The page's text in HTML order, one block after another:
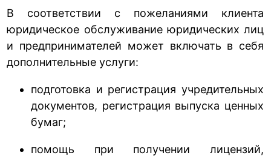
В соответствии с пожеланиями клиента
юридическое обслуживание юридических лиц
и предпринимателей может включать в себя
дополнительные услуги:
подготовка и регистрация учредительных
документов, регистрация выпуска ценных
бумаг;
помощь при получении лицензий,